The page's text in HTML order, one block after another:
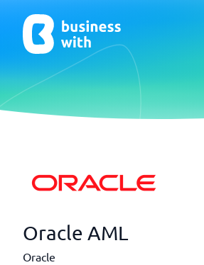
Oracle AML
Oracle